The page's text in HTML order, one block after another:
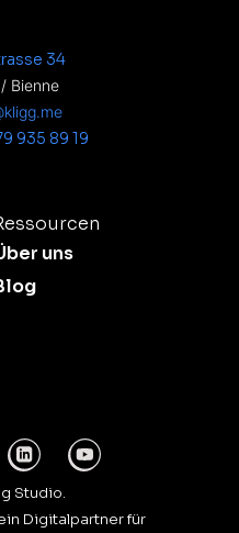
34
Bienne
935 89 19
uns
Studio.
Digitalpartner für